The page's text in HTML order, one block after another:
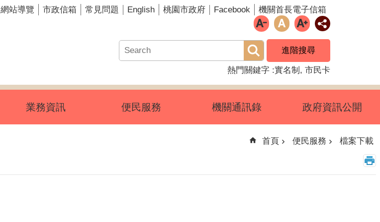
網站導覽 市政信箱 常見問題 English 桃園市政府 Facebook 機關首長電子信箱
進階搜尋
熱門關鍵字 實名制 市民卡
業務資訊 便民服務 機關通訊錄 政府資訊公開
首頁 便民服務 檔案下載